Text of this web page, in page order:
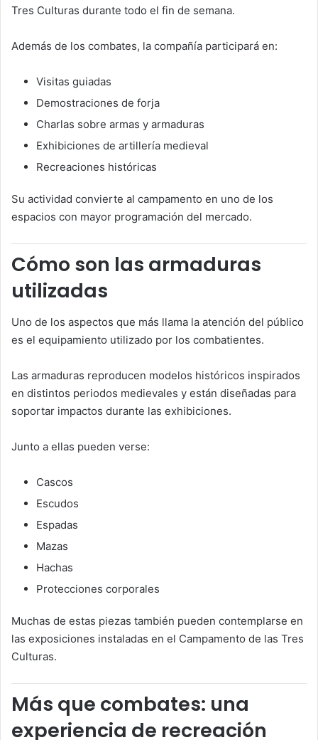
Tres Culturas durante todo el fin de semana.
Además de los combates, la compañía participará en:
Visitas guiadas
Demostraciones de forja
Charlas sobre armas y armaduras
Exhibiciones de artillería medieval
Recreaciones históricas
Su actividad convierte al campamento en uno de los
espacios con mayor programación del mercado.
Cómo son las armaduras
utilizadas
Uno de los aspectos que más llama la atención del público
es el equipamiento utilizado por los combatientes.
Las armaduras reproducen modelos históricos inspirados
en distintos periodos medievales y están diseñadas para
soportar impactos durante las exhibiciones.
Junto a ellas pueden verse:
Cascos
Escudos
Espadas
Mazas
Hachas
Protecciones corporales
Muchas de estas piezas también pueden contemplarse en
las exposiciones instaladas en el Campamento de las Tres
Culturas.
Más que combates: una
experiencia de recreación